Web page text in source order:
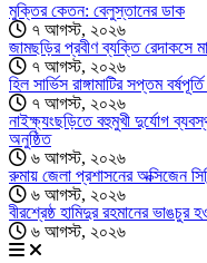
মুক্তির কেতন: বেলুস্তানের ডাক
৭ আগস্ট, ২০২৬
জামছড়ির প্রবীণ ব্যক্তি
৭ আগস্ট, ২০২৬
হিল সার্ভিস রাঙ্গামাটির সপ্তম
৭ আগস্ট, ২০২৬
নাইক্ষ্যংছড়িতে বহুমুখী দুর্যোগ
অনুষ্ঠিত
৬ আগস্ট, ২০২৬
রুমায় জেলা প্রশাসনের অক্সিজেন
৬ আগস্ট, ২০২৬
বীরশ্রেষ্ঠ হামিদুর রহমানের ভাঙচুর
৬ আগস্ট, ২০২৬